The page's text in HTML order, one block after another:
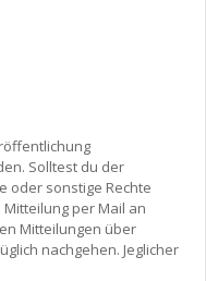
Solltest du der
oder sonstige Rechte
per Mail an
Mitteilungen über
nachgehen. Jeglicher